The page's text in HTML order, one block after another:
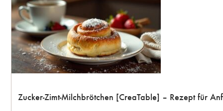
Zucker-Zimt-Milchbrötchen [CreaTable] – Rezept für